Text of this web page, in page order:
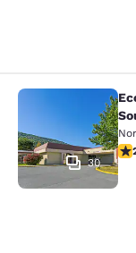
Econo
30